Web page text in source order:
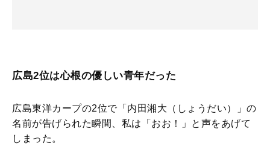
広島2位は心根の優しい青年だった
広島東洋カープの2位で「内田湘大（しょうだい）」の
名前が告げられた瞬間、私は「おお！」と声をあげて
しまった。